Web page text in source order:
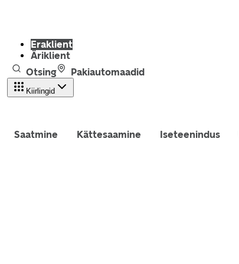
Eraklient
Äriklient
Otsing
Pakiautomaadid
Kiirlingid
Saatmine Kättesaamine Iseteenindus